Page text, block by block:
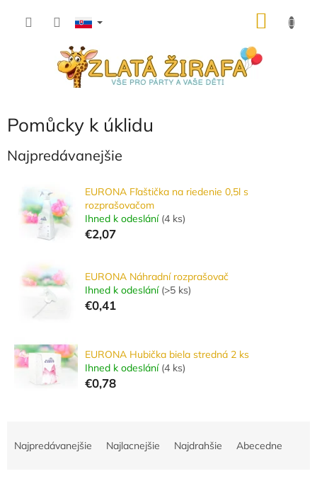
Pomůcky k úklidu
Najpredávanejšie
EURONA Fľaštička na riedenie 0,5l s
rozprašovačom
Ihned k odeslání (4 ks)
€2,07
EURONA Náhradní rozprašovač
Ihned k odeslání (>5 ks)
€0,41
EURONA Hubička biela stredná 2 ks
Ihned k odeslání (4 ks)
€0,78
Najpredávanejšie Najlacnejšie Najdrahšie Abecedne